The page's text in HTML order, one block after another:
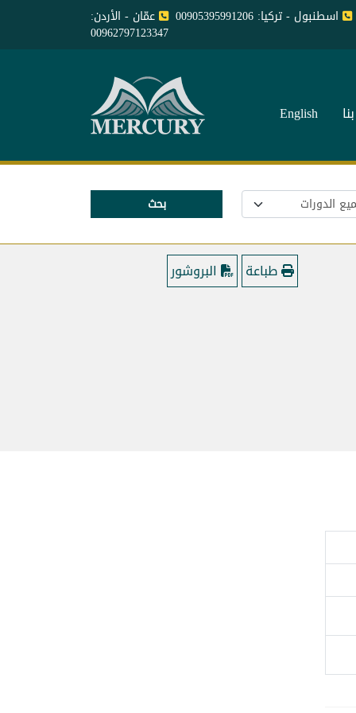
اسطنبول - تركيا: 00905395991206 عمّان - الأردن:
00962797123347
English
بحث
طباعة البروشور